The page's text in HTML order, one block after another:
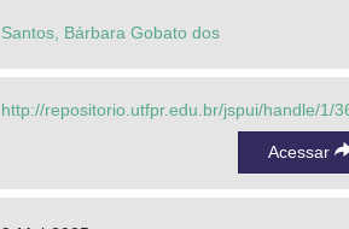
Santos, Bárbara Gobato dos
http://repositorio.utfpr.edu.br/jspui/handle/1/
Acessar